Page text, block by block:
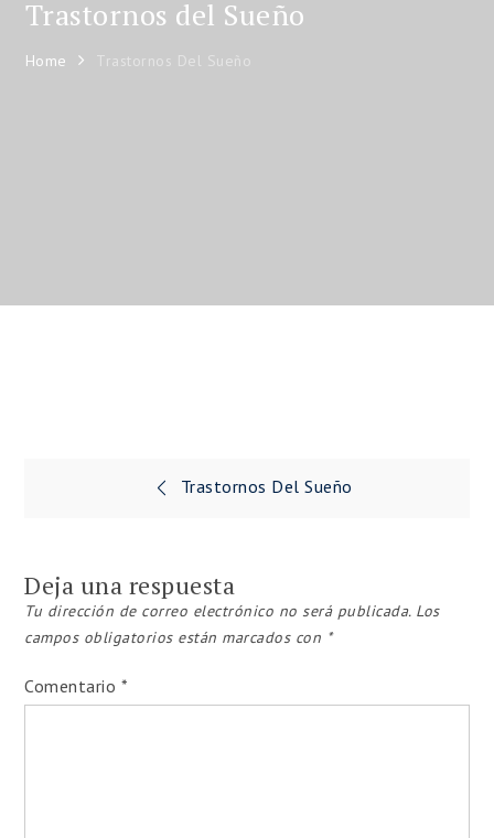
Trastornos del Sueño
Home Trastornos Del Sueño
Navegación
entradas
Trastornos Del Sueño
Deja una respuesta
Tu dirección de correo electrónico no será publicada. Los
campos obligatorios están marcados con *
Comentario *